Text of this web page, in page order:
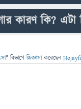
কি? এটা
" বিভাগে জিজ্ঞাসাকরেছেন